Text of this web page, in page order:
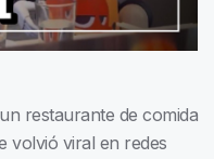
restaurante de comida
volvió viral en redes